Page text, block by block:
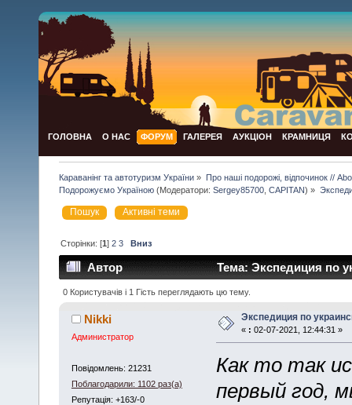
ГОЛОВНА О НАС ФОРУМ ГАЛЕРЕЯ АУКЦІОН КРАМНИЦЯ
Караванінг та автотуризм України » Про наші подорожі, відпочинок //
Подорожуємо Україною (Модератори:Sergey85700 ,CAPITAN) »
Пошук Активні теми
Сторінки: [1]2 3 Вниз
Автор Тема: Экспедиция по
0 Користувачів і 1 Гість переглядають цю тему.
Nikki
Администратор
Повідомлень: 21231
Поблагодарили: 1102 раз(а)
Репутація: +163/-0
Экспедиция по
« : 02-07-2021, 12:44:31 »
Как то так
первый год,